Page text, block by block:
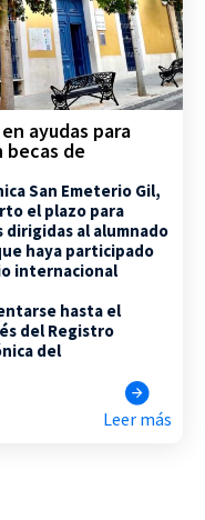
ayudas para
de
San Emeterio Gil,
el plazo para
al alumnado
haya participado
internacional
hasta el
del Registro
del
Leer más